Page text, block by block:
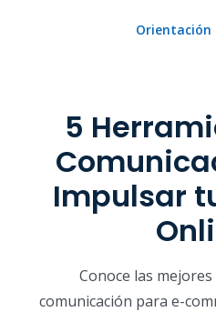
Orientación
5
Impulsar
Conoce las
comunicación para e-